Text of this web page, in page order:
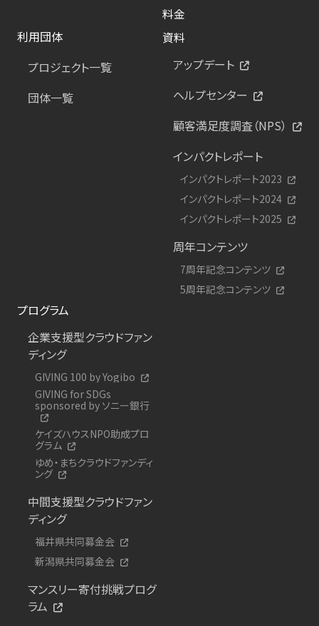
料金
利用団体
プロジェクト一覧
団体一覧
資料
アップデート
ヘルプセンター
顧客満足度調査（NPS）
インパクトレポート
インパクトレポート2023
インパクトレポート2024
インパクトレポート2025
周年コンテンツ
7周年記念コンテンツ
5周年記念コンテンツ
プログラム
企業支援型クラウドファン
ディング
GIVING 100 by Yogibo
GIVING for SDGs
sponsored by ソニー銀行
ケイズハウスNPO助成プロ
グラム
ゆめ・まちクラウドファンディ
ング
中間支援型クラウドファン
ディング
福井県共同募金会
新潟県共同募金会
マンスリー寄付挑戦プログ
ラム